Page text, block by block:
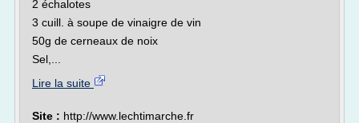
2 échalotes
3 cuill. à soupe de vinaigre de vin
50g de cerneaux de noix
Sel,...
Lire la suite
Site : http://www.lechtimarche.fr